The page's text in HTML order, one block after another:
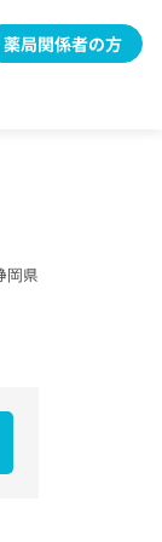
薬局関係者の方
岡県